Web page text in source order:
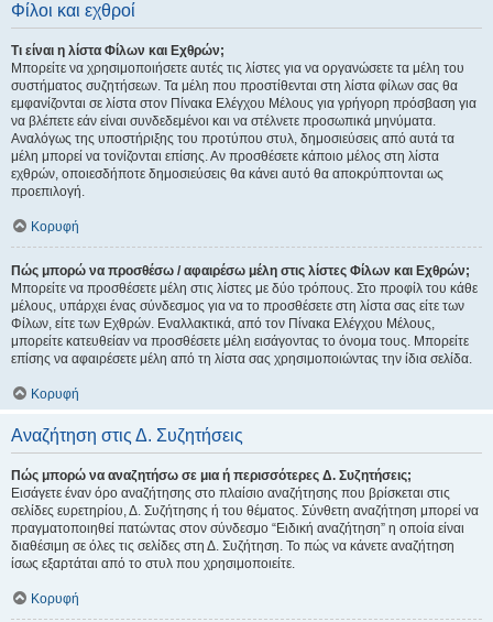
Φίλοι και εχθροί
Τι είναι η λίστα Φίλων και Εχθρών;
Μπορείτε να χρησιμοποιήσετε αυτές τις λίστες για να οργανώσετε τα μέλη του
συστήματος συζητήσεων. Τα μέλη που προστίθενται στη λίστα φίλων σας θα
εμφανίζονται σε λίστα στον Πίνακα Ελέγχου Μέλους για γρήγορη πρόσβαση για
να βλέπετε εάν είναι συνδεδεμένοι και να στέλνετε προσωπικά μηνύματα.
Αναλόγως της υποστήριξης του προτύπου στυλ, δημοσιεύσεις από αυτά τα
μέλη μπορεί να τονίζονται επίσης. Αν προσθέσετε κάποιο μέλος στη λίστα
εχθρών, οποιεσδήποτε δημοσιεύσεις θα κάνει αυτό θα αποκρύπτονται ως
προεπιλογή.
Κορυφή
Πώς μπορώ να προσθέσω / αφαιρέσω μέλη στις λίστες Φίλων και Εχθρών;
Μπορείτε να προσθέσετε μέλη στις λίστες με δύο τρόπους. Στο προφίλ του κάθε
μέλους, υπάρχει ένας σύνδεσμος για να το προσθέσετε στη λίστα σας είτε των
Φίλων, είτε των Εχθρών. Εναλλακτικά, από τον Πίνακα Ελέγχου Μέλους,
μπορείτε κατευθείαν να προσθέσετε μέλη εισάγοντας το όνομα τους. Μπορείτε
επίσης να αφαιρέσετε μέλη από τη λίστα σας χρησιμοποιώντας την ίδια σελίδα.
Κορυφή
Αναζήτηση στις Δ. Συζητήσεις
Πώς μπορώ να αναζητήσω σε μια ή περισσότερες Δ. Συζητήσεις;
Εισάγετε έναν όρο αναζήτησης στο πλαίσιο αναζήτησης που βρίσκεται στις
σελίδες ευρετηρίου, Δ. Συζήτησης ή του θέματος. Σύνθετη αναζήτηση μπορεί να
πραγματοποιηθεί πατώντας στον σύνδεσμο “Ειδική αναζήτηση” η οποία είναι
διαθέσιμη σε όλες τις σελίδες στη Δ. Συζήτηση. Το πώς να κάνετε αναζήτηση
ίσως εξαρτάται από το στυλ που χρησιμοποιείτε.
Κορυφή